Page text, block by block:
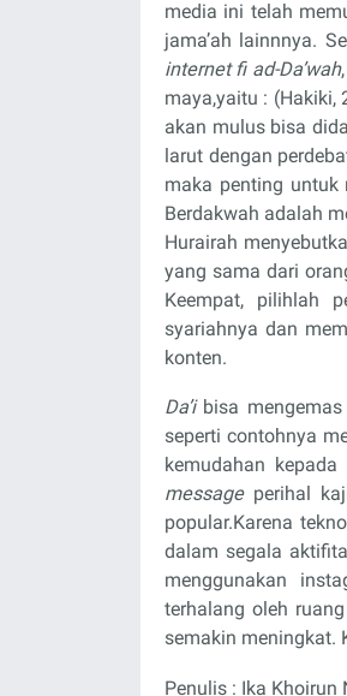
media ini telah
jama’ah lainnnya.
internet fi ad-Da’wah
maya,yaitu : (Hakiki,
akan mulus bisa
larut dengan
maka penting untuk
Berdakwah adalah
Hurairah
yang sama dari
Keempat, pilihlah
syariahnya dan
konten.
Da’i bisa
seperti contohnya
kemudahan kepada
messageperihal
popular.Karena
dalam segala
menggunakan
terhalang oleh
semakin meningkat.
Penulis : Ika Khoirun